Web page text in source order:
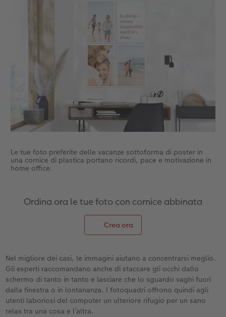
Le tue foto preferite delle vacanze sottoforma di poster in
una cornice di plastica portano ricordi, pace e motivazione in
home office.
Ordina ora le tue foto con cornice abbinata
Crea ora
Nel migliore dei casi, le immagini aiutano a concentrarsi meglio.
Gli esperti raccomandano anche di staccare gli occhi dallo
schermo di tanto in tanto e lasciare che lo sguardo vaghi fuori
dalla finestra o in lontananza. I fotoquadri offrono quindi agli
utenti laboriosi del computer un ulteriore rifugio per un sano
relax tra una cosa e l’altra.